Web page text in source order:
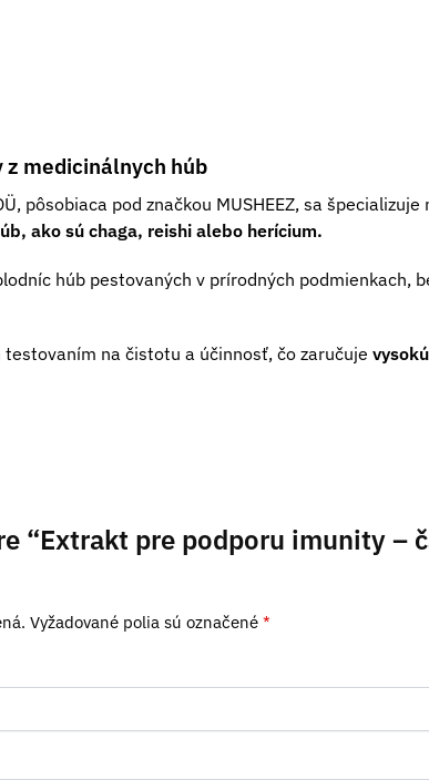
medicinálnych húb
pôsobiaca pod značkou MUSHEEZ, sa špecializuje
ako sú chaga, reishi alebo herícium.
húb pestovaných v prírodných podmienkach,
na čistotu a účinnosť, čo zaručuje
“Extrakt pre podporu imunity –
Vyžadované polia sú označené *